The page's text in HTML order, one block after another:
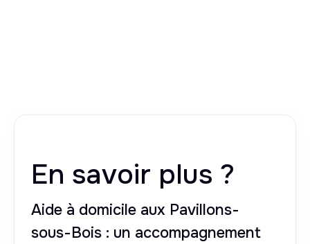
En savoir plus ?
Aide à domicile aux Pavillons-
sous-Bois : un accompagnement